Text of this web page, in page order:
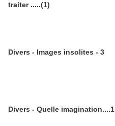
traiter .....(1)
Divers - Images insolites - 3
Divers - Quelle imagination....1